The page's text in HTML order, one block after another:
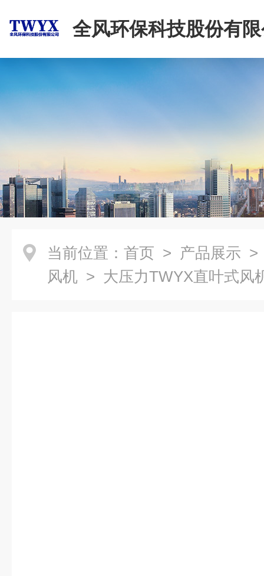
全风环保科技股份有
当前位置： 首页 > 产品展示
风机 > 大压力TWYX直叶式风